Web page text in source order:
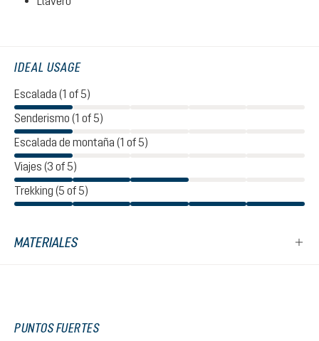
IDEAL USAGE
Escalada (1 of 5)
Senderismo (1 of 5)
Escalada de montaña (1 of 5)
Viajes (3 of 5)
Trekking (5 of 5)
MATERIALES
PUNTOS FUERTES